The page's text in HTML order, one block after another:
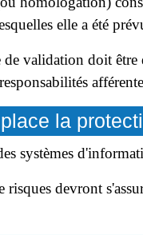
elle a été
de validation doit
la
systèmes
risques devront